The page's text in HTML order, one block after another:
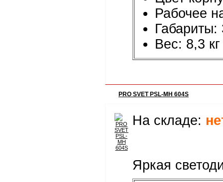
Рабочее
Вес: 8,3 кг
PRO SVET PSL-MH 604S
На складе:
Яркая